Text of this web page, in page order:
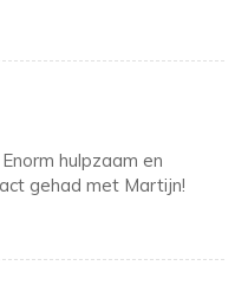
hulpzaam en
gehad met Martijn!